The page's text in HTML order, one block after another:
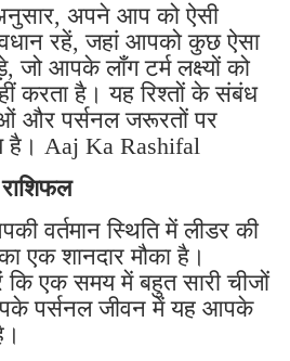
अपने आप को ऐसी
रहें, जहां आपको कुछ ऐसा
आपके लॉंग टर्म लक्ष्यों को
करता है। यह रिश्तों के संबंध
और पर्सनल जरूरतों पर
Aaj Ka Rashifal
वर्तमान स्थिति में लीडर की
एक शानदार मौका है।
एक समय में बहुत सारी चीजों
पर्सनल जीवन में यह आपके